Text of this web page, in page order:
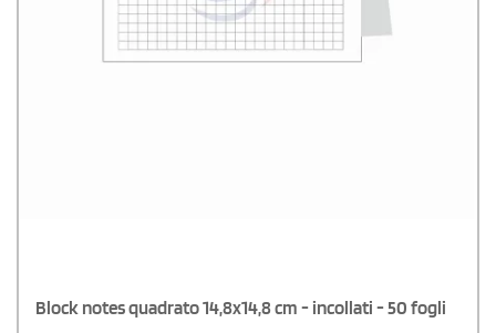
Block notes quadrato 14,8x14,8 cm - incollati - 50 fogli